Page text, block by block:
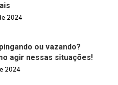
2024
ou vazando?
agir nessas situações!
2024